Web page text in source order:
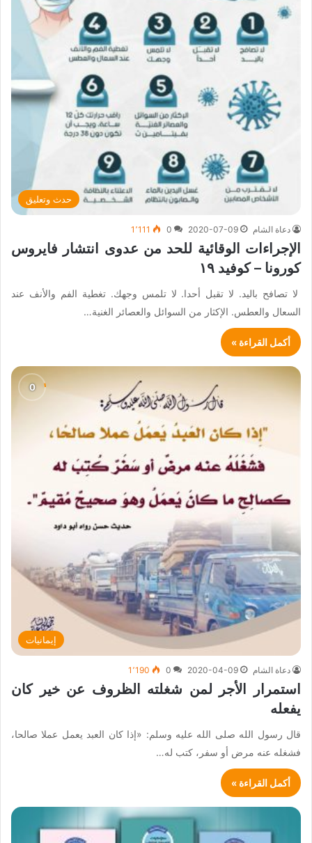
حدث وتعليق
دعاة الشام 2020-07-09
0 1٬111
الإجراءات الوقائية للحد من عدوى انتشار فايروس
كورونا – كوفيد ١٩
لا تصافح باليد. لا تقبل أحدا. لا تلمس وجهك. تغطية الفم والأنف عند
السعال والعطس. الإكثار من السوائل والعصائر الغنية…
أكمل القراءة »
إيمانيات
دعاة الشام 2020-04-09
0 1٬190
استمرار الأجر لمن شغلته الظروف عن خير كان
يفعله
قال رسول الله صلى الله عليه وسلم: «إذا كان العبد يعمل عملا صالحا،
فشغله عنه مرض أو سفر، كتب له…
أكمل القراءة »